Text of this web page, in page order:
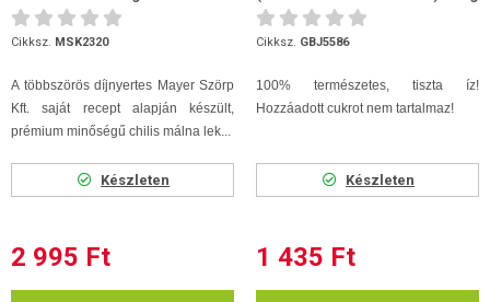
Cikksz. MSK2320
A többszörös díjnyertes Mayer Szörp
Kft. saját recept alapján készült,
prémium minőségű chilis málna lek...
Készleten
2 995 Ft
Cikksz. GBJ5586
100% természetes, tiszta íz!
Hozzáadott cukrot nem tartalmaz!
Készleten
1 435 Ft